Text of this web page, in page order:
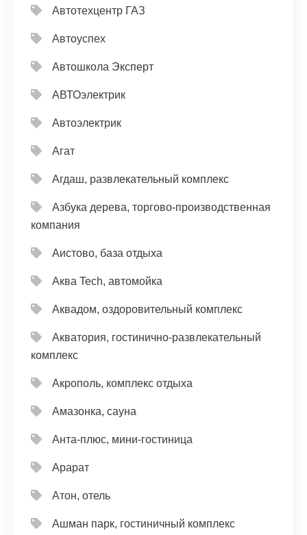
Автотехцентр ГАЗ
Автоуспех
Автошкола Эксперт
АВТОэлектрик
Автоэлектрик
Агат
Агдаш, развлекательный комплекс
Азбука дерева, торгово-производственная
компания
Аистово, база отдыха
Аква Tech, автомойка
Аквадом, оздоровительный комплекс
Акватория, гостинично-развлекательный
комплекс
Акрополь, комплекс отдыха
Амазонка, сауна
Анта-плюс, мини-гостиница
Арарат
Атон, отель
Ашман парк, гостиничный комплекс